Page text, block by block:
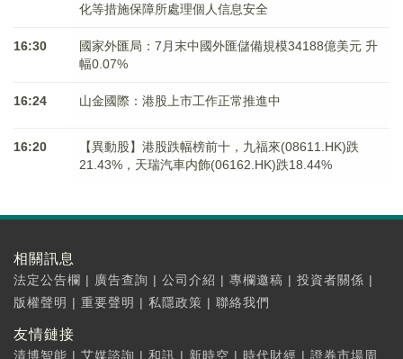
化等措施保障所處理個人信息安全
16:30
國家外匯局：7月末中國外匯儲備規模34188億美元 升
幅0.07%
16:24 山金國際：港股上市工作正常推進中
16:20
【異動股】港股跌幅榜前十，九福來(08611.HK)跌
21.43%，天瑞汽車内飾(06162.HK)跌18.44%
相關訊息
法定公告欄 | 廣告查詢 | 公司介紹 | 專欄邀稿 | 投資者關係 |
版權聲明 | 重要聲明 | 私隱政策 | 聯絡我們
友情鏈接
清博智能 | 艾媒諮詢 | 和訊 | 新時空 | 時代財經 | 證券市場周